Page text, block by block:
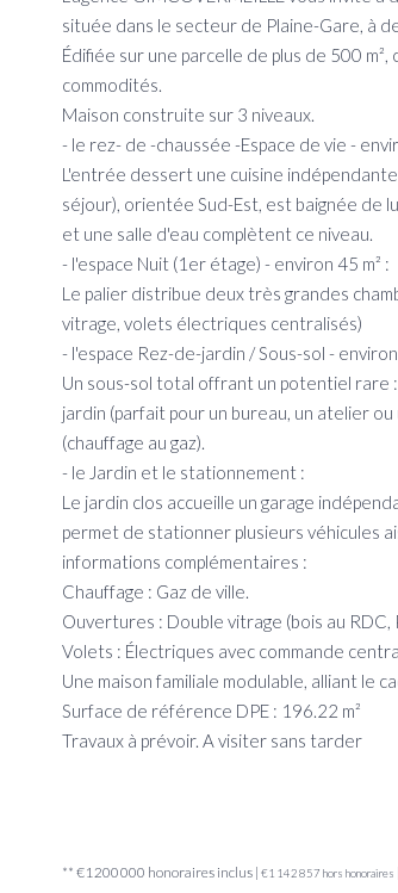
située dans le secteur de Plaine-Gare, à
Édifiée sur une parcelle de plus de 500
commodités.
Maison construite sur 3 niveaux.
- le rez- de -chaussée -Espace de vie -
L'entrée dessert une cuisine
séjour), orientée Sud-Est, est baignée de
et une salle d'eau complètent ce niveau.
- l'espace Nuit (1er étage) - environ 45 m² :
Le palier distribue deux très grandes
vitrage, volets électriques centralisés)
- l'espace Rez-de-jardin / Sous-sol -
Un sous-sol total offrant un potentiel rare
jardin (parfait pour un bureau, un atelier
(chauffage au gaz).
- le Jardin et le stationnement :
Le jardin clos accueille un garage
permet de stationner plusieurs véhicules
informations complémentaires :
Chauffage : Gaz de ville.
Ouvertures : Double vitrage (bois au RDC,
Volets : Électriques avec commande
Une maison familiale modulable, alliant le
Surface de référence DPE : 196.22 m²
Travaux à prévoir. A visiter sans tarder
** €1 200 000 honoraires inclus | €1 142 857 hors honoraires